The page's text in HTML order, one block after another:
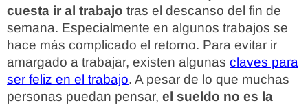
cuesta ir al trabajo tras el descanso del fin de
semana. Especialmente en algunos trabajos se
hace más complicado el retorno. Para evitar ir
amargado a trabajar, existen algunas claves para
ser feliz en el trabajo. A pesar de lo que muchas
personas puedan pensar, el sueldo no es la